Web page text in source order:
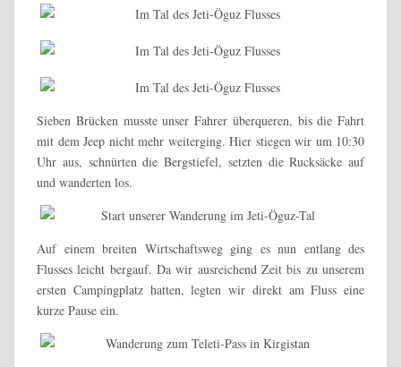
Sieben Brücken musste unser Fahrer überqueren, bis die Fahrt
mit dem Jeep nicht mehr weiterging. Hier stiegen wir um 10:30
Uhr aus, schnürten die Bergstiefel, setzten die Rucksäcke auf
und wanderten los.
Auf einem breiten Wirtschaftsweg ging es nun entlang des
Flusses leicht bergauf. Da wir ausreichend Zeit bis zu unserem
ersten Campingplatz hatten, legten wir direkt am Fluss eine
kurze Pause ein.